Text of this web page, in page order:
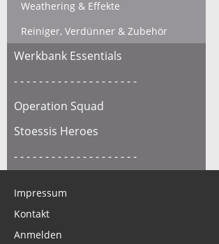
Weathering & Effekte
Reiniger, Verdünner & Zubehör
Werkbank Essentials
- - - - - - - - - - - - - - - - - - - -
Operation Squad
Stoessis Heroes
- - - - - - - - - - - - - - - - - - - -
Impressum
Kontakt
Anmelden